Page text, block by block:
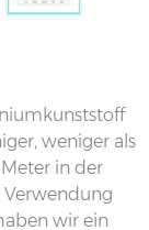
weniger als
in der
Verwendung
wir ein